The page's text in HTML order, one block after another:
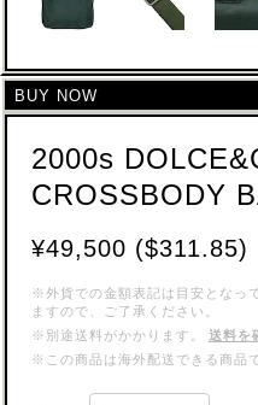
BUY NOW
2000s
CROSSBODY
¥49,500 ($311.85)
※外貨での金額表記は目安となっ
ますので、ご了承ください。
※別途送料がかかります。
送料を
※この商品は海外配送できる商品